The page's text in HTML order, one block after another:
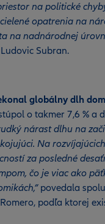
na politické
opatrenia na
na nadnárodnej
Subran.
globálny dlh
o takmer 7,6 % a
nárast dlhu na
Na
za posledné
čo je viac ako
povedala
podľa ktorej